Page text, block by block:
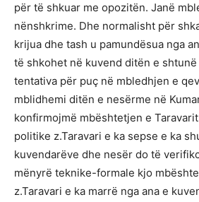
për të shkuar me opozitën. Janë
nënshkrime. Dhe normalisht për
krijua dhe tash u pamundësua nga
të shkohet në kuvend ditën e
tentativa për puç në mbledhjen e
mblidhemi ditën e nesërme në
konfirmojmë mbështetjen e
politike z.Taravari e ka sepse e ka
kuvendarëve dhe nesër do të
mënyrë teknike-formale kjo
z.Taravari e ka marrë nga ana e